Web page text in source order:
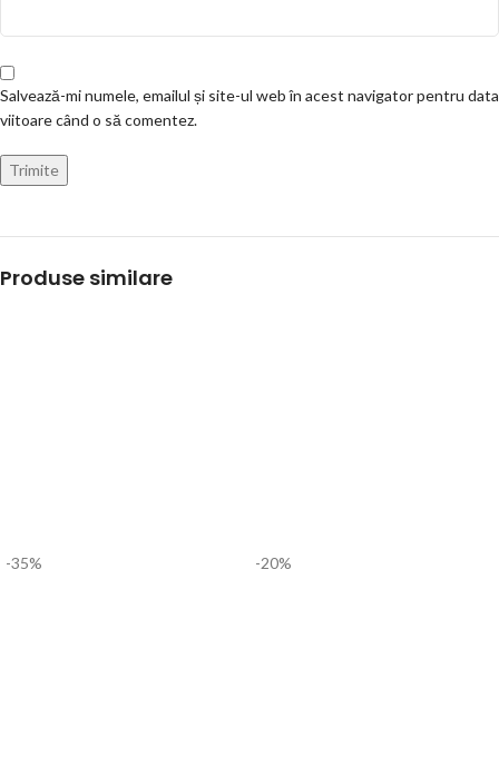
Salvează-mi numele, emailul și site-ul web în acest navigator pentru data
viitoare când o să comentez.
Produse similare
-35% -20%